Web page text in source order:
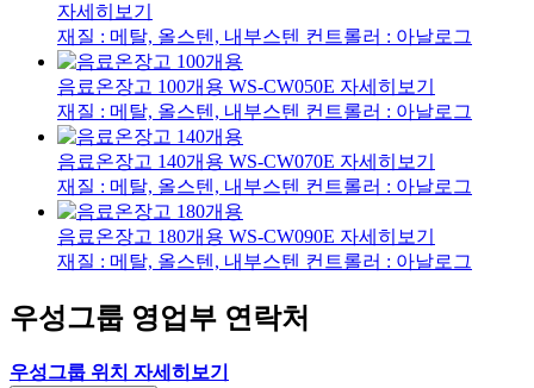
자세히보기
재질 : 메탈, 올스텐, 내부스텐 컨트롤러 : 아날로그
음료온장고 100개용 WS-CW050E 자세히보기
재질 : 메탈, 올스텐, 내부스텐 컨트롤러 : 아날로그
음료온장고 140개용 WS-CW070E 자세히보기
재질 : 메탈, 올스텐, 내부스텐 컨트롤러 : 아날로그
음료온장고 180개용 WS-CW090E 자세히보기
재질 : 메탈, 올스텐, 내부스텐 컨트롤러 : 아날로그
우성그룹 영업부 연락처
우성그룹 위치 자세히보기